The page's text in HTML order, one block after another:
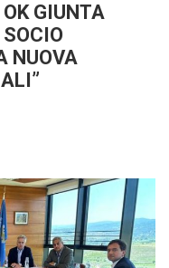
GIUNTA
NUOVA